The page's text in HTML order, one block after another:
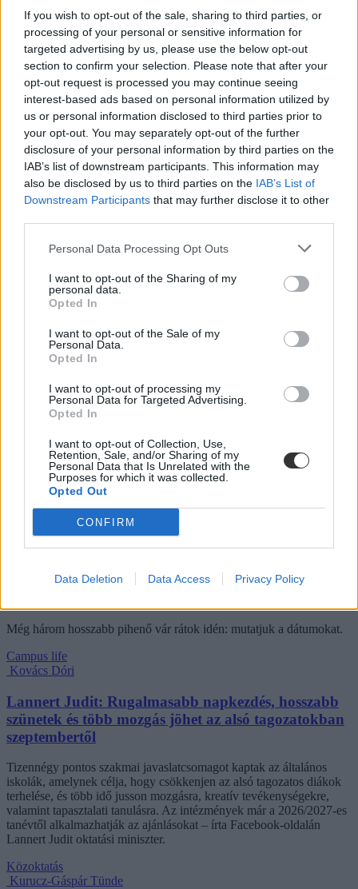
If you wish to opt-out of the sale, sharing to third parties, or
processing of your personal or sensitive information for
targeted advertising by us, please use the below opt-out
section to confirm your selection. Please note that after your
opt-out request is processed you may continue seeing
interest-based ads based on personal information utilized by
us or personal information disclosed to third parties prior to
your opt-out. You may separately opt-out of the further
disclosure of your personal information by third parties on the
IAB’s list of downstream participants. This information may
also be disclosed by us to third parties on the IAB’s List of
Downstream Participants that may further disclose it to other
Personal Data Processing Opt Outs
I want to opt-out of the Sharing of my
personal data.
Opted In
I want to opt-out of the Sale of my
Personal Data.
Opted In
I want to opt-out of processing my
Personal Data for Targeted Advertising.
Opted In
I want to opt-out of Collection, Use,
Retention, Sale, and/or Sharing of my
Personal Data that Is Unrelated with the
Purposes for which it was collected.
Opted Out
CONFIRM
Data Deletion Data Access Privacy Policy
Szavazzatok a hallgatótársatokra, hogy ő nyerhesse meg az Osmo
Kamerát! Szavazz, hogy te is spórolj, hiszen a nyertes egyetem
hallgatói november vége helyett egy hónappal tovább, december 31-
ig tudnak jelentkezni a jelenlegi áron a Camp Leaders jövő évi
programjaira. Klikk, hogy ti nyerjetek!
Kulturális csereprogramok világszerte
Camp Leaders 12 éve szervez kulturális csereprogramokat
magyar egyetemistáknak. A fiatalok sok különböző lehetőség közül
választhatnak. A Camp Leaders amerikai, a Camp Canada kanadai
nyári gyerektáborokban kínál diákmunka lehetőséget 9-11 hétre,
míg a Resort Leaders amerikai és karib-szigeteki szállodákban kínál
akár Nemzeti Parkban is dolgozhatnak nyáron a természet
egyformák!
A cikk a Camp Leaders támogatásával jött létre, előállításában és
szerkesztésében az eduline.hu szerkesztősége nem vett részt.
camp leaders
amerikai diákmunka
nyelvtanulás
nyári munka
nyári diákmunka
szponzor tartalom
Hozzászólások
Mikor pihenhettek még 2026-ban? Itt van az összes
Még három hosszabb pihenő vár rátok idén: mutatjuk a dátumokat.
Campus life
Kovács Dóri
Lannert Judit: Rugalmasabb napkezdés, hosszabb
szünetek és több mozgás jöhet az alsó tagozatokban
szeptembertől
Tizennégy pontos szakmai javaslatcsomagot kaptak az általános
iskolák, amelynek célja, hogy csökkenjen az alsó tagozatos diákok
terhelése, és több idő jusson mozgásra, kreatív tevékenységekre,
valamint tapasztalati tanulásra. Az intézmények már a 2026/2027-es
tanévtől alkalmazhatják az ajánlásokat – írta Facebook-oldalán
Lannert Judit oktatási miniszter.
Közoktatás
Kurucz-Gáspár Tünde